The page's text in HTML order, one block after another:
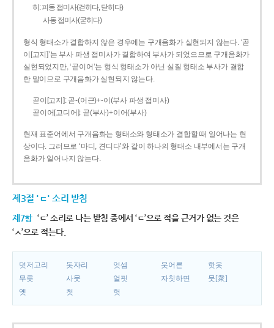
히: 피동 접미사(걷히다, 닫히다)
사동 접미사(굳히다)
형식 형태소가 결합하지 않은 경우에는 구개음화가 실현되지 않는다. ‘곧
이[고지]’는 부사 파생 접미사가 결합하여 부사가 되었으므로 구개음화가
실현되었지만, ‘곧이어’는 형식 형태소가 아닌 실질 형태소 부사가 결합
한 말이므로 구개음화가 실현되지 않는다.
곧이[고지]: 곧-­(어근)+­-이(부사 파생 접미사)
곧이어[고디어]: 곧(부사)+이어(부사)
현재 표준어에서 구개음화는 형태소와 형태소가 결합할 때 일어나는 현
상이다. 그러므로 ‘마디, 견디다’와 같이 하나의 형태소 내부에서는 구개
음화가 일어나지 않는다.
제3절 'ㄷ' 소리 받침
제7항 ‘ㄷ’ 소리로 나는 받침 중에서 ‘ㄷ’으로 적을 근거가 없는 것은
‘ㅅ’으로 적는다.
덧저고리 돗자리 엇셈 웃어른
핫옷
무릇
사뭇 얼핏 자칫하면
뭇[衆]
옛
첫 헛